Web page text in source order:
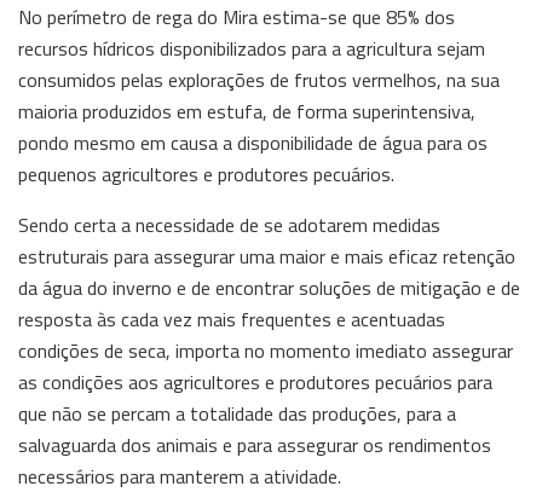
No perímetro de rega do Mira estima-se que 85% dos
recursos hídricos disponibilizados para a agricultura sejam
consumidos pelas explorações de frutos vermelhos, na sua
maioria produzidos em estufa, de forma superintensiva,
pondo mesmo em causa a disponibilidade de água para os
pequenos agricultores e produtores pecuários.
Sendo certa a necessidade de se adotarem medidas
estruturais para assegurar uma maior e mais eficaz retenção
da água do inverno e de encontrar soluções de mitigação e de
resposta às cada vez mais frequentes e acentuadas
condições de seca, importa no momento imediato assegurar
as condições aos agricultores e produtores pecuários para
que não se percam a totalidade das produções, para a
salvaguarda dos animais e para assegurar os rendimentos
necessários para manterem a atividade.